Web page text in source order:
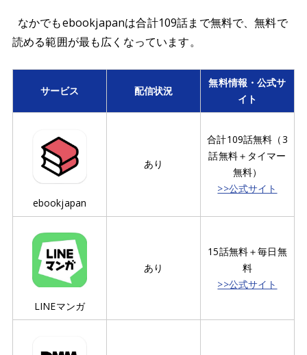
なかでもebookjapanは合計109話まで無料で、無料で
読める範囲が最も広くなっています。
サービス 配信状況
無料情報・公式サ
イト
ebookjapan
あり
合計109話無料（3
話無料＋タイマー
無料）
>>公式サイト
LINEマンガ
あり
15話無料＋毎日無
料
>>公式サイト